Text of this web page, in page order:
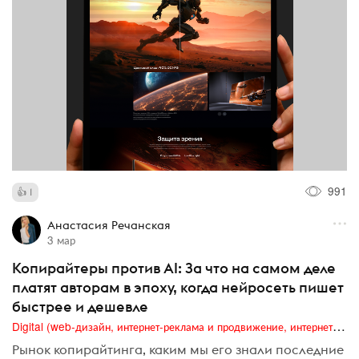
1 991
Анастасия Речанская
3 мар
Копирайтеры против AI: За что на самом деле
платят авторам в эпоху, когда нейросеть пишет
быстрее и дешевле
Digital (web-дизайн, интернет-реклама и продвижение, интернет-сообщества и блоги, интернет-коммуникации, мобильный маркетинг, реклама на цифровых экранах)
Рынок копирайтинга, каким мы его знали последние